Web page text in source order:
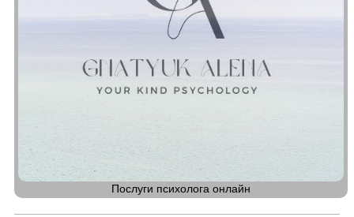
Послуги психолога онлайн